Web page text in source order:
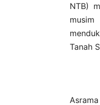
NTB)
Tanah